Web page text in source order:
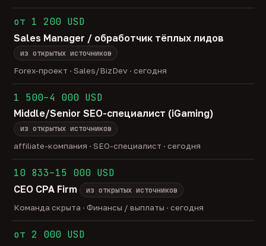
от 1 200 USD
Sales Manager / обработчик тёплых лидов
из открытых источников
Forex-проект · Sales/BizDev · сегодня
1 500–4 000 USD
Middle/Senior SEO-специалист (iGaming)
из открытых источников
affiliate-компания · SEO-специалист · сегодня
10 833–15 000 USD
CEO CPA Firm
из открытых источников
Команда скрыта · Финансы / выплаты · сегодня
от 2 000 USD